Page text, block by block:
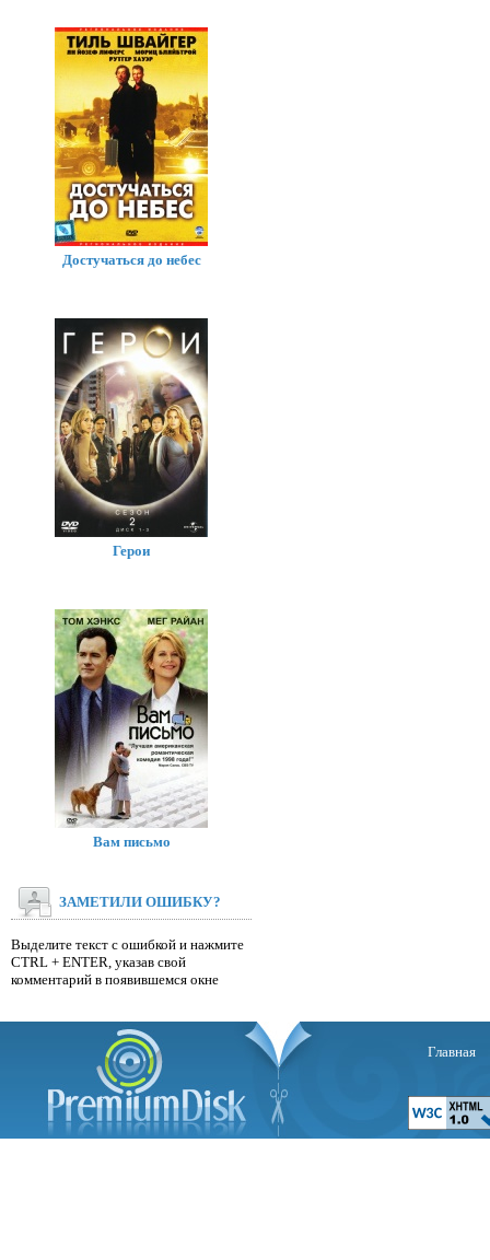
Достучаться до небес
Герои
Вам письмо
ЗАМЕТИЛИ ОШИБКУ?
Выделите текст с ошибкой и нажмите
CTRL + ENTER, указав свой
комментарий в появившемся окне
Главная